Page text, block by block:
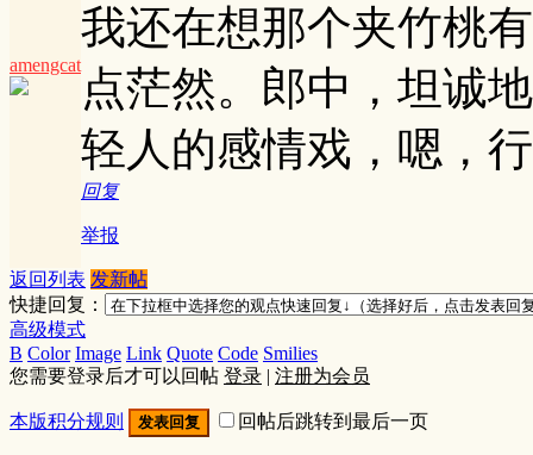
amengcat
我还在想那个夹竹桃
点茫然。郎中，坦诚
轻人的感情戏，嗯，
回复
举报
返回列表 发新帖
快捷回复：
高级模式
B Color Image Link Quote Code Smilies
您需要登录后才可以回帖 登录 | 注册为会员
本版积分规则 发表回复 回帖后跳转到最后一页